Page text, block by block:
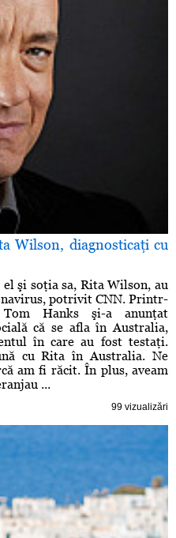
Wilson, diagnosticaţi cu
şi soţia sa, Rita Wilson, au
potrivit CNN. Printr-
Hanks şi-a anunţat
că se afla în Australia,
în care au fost testaţi.
cu Rita în Australia. Ne
am fi răcit. În plus, aveam
...
99 vizualizări